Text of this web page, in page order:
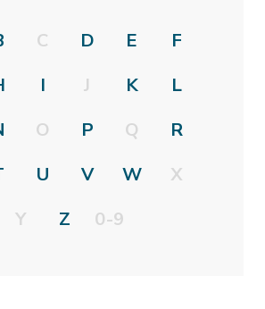
C D E
F
I J K
L
O P Q
R
U V W
X
Y
Z 0-9